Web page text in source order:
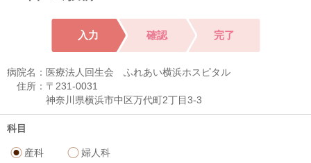
入力 確認 完了
病院名： 医療法人回生会 ふれあい横浜ホスピタル
住所： 〒231-0031
神奈川県横浜市中区万代町2丁目3-3
科目
産科 婦人科